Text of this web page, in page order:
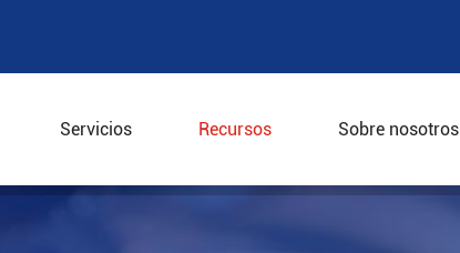
Servicios Recursos Sobre nosotros